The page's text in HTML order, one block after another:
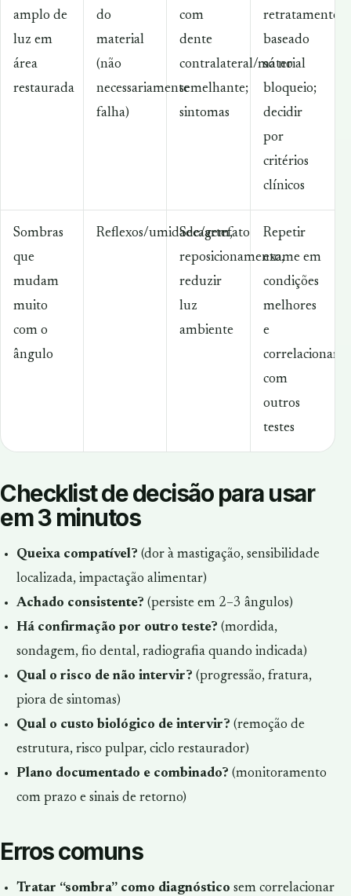
amplo de
luz em
área
restaurada
do
material
(não
necessariamente
falha)
com
dente
contralateral/material
semelhante;
sintomas
retratamento
baseado
só no
bloqueio;
decidir
por
critérios
clínicos
Sombras
que
mudam
muito
com o
ângulo
Reflexos/umidade/artefato
Secagem,
reposicionamento,
reduzir
luz
ambiente
Repetir
exame em
condições
melhores
e
correlacionar
com
outros
testes
Checklist de decisão para usar
em 3 minutos
Queixa compatível? (dor à mastigação, sensibilidade
localizada, impactação alimentar)
Achado consistente? (persiste em 2–3 ângulos)
Há confirmação por outro teste? (mordida,
sondagem, fio dental, radiografia quando indicada)
Qual o risco de não intervir? (progressão, fratura,
piora de sintomas)
Qual o custo biológico de intervir? (remoção de
estrutura, risco pulpar, ciclo restaurador)
Plano documentado e combinado? (monitoramento
com prazo e sinais de retorno)
Erros comuns
Tratar “sombra” como diagnóstico sem correlacionar